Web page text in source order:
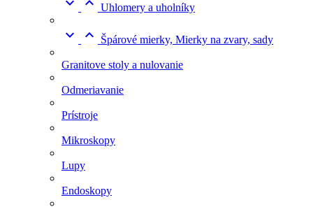
Uhlomery a uholníky
  Špárové mierky, Mierky na zvary, sady
Granitove stoly a nulovanie
Odmeriavanie
Prístroje
Mikroskopy
Lupy
Endoskopy